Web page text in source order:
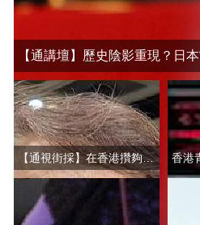
【通視街採】在香港攢夠多少錢才敢退休？有人退而不休，有人放眼大灣區